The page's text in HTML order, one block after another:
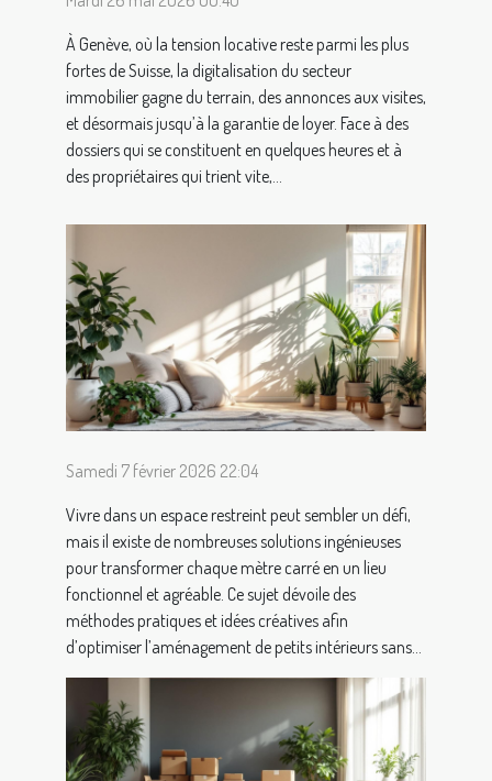
À Genève, où la tension locative reste parmi les plus
fortes de Suisse, la digitalisation du secteur
immobilier gagne du terrain, des annonces aux visites,
et désormais jusqu’à la garantie de loyer. Face à des
dossiers qui se constituent en quelques heures et à
des propriétaires qui trient vite,...
Samedi 7 février 2026 22:04
Vivre dans un espace restreint peut sembler un défi,
mais il existe de nombreuses solutions ingénieuses
pour transformer chaque mètre carré en un lieu
fonctionnel et agréable. Ce sujet dévoile des
méthodes pratiques et idées créatives afin
d’optimiser l’aménagement de petits intérieurs sans...